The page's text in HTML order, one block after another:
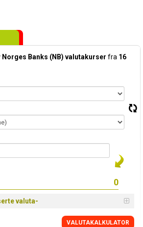
Norges Banks (NB) valutakurser fra 16
valuta-
VALUTAKALKULATOR